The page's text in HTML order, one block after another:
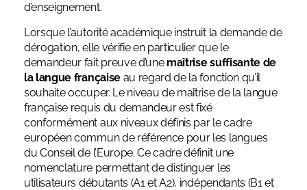
d’enseignement.
Lorsque l’autorité académique instruit la demande de
dérogation, elle vérifie en particulier que le
demandeur fait preuve d’une maîtrise suffisante de
la langue françaiseau regard de la fonction qu’il
souhaite occuper. Le niveau de maîtrise de la langue
française requis du demandeur est fixé
conformément aux niveaux définis par le cadre
européen commun de référence pour les langues
du Conseil de l’Europe. Ce cadre définit une
nomenclature permettant de distinguer les
utilisateurs débutants (A1 et A2), indépendants (B1 et